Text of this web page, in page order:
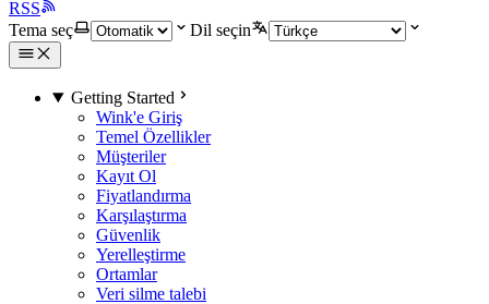
RSS
Tema seç
Dil seçin
Getting Started
Wink'e Giriş
Temel Özellikler
Müşteriler
Kayıt Ol
Fiyatlandırma
Karşılaştırma
Güvenlik
Yerelleştirme
Ortamlar
Veri silme talebi